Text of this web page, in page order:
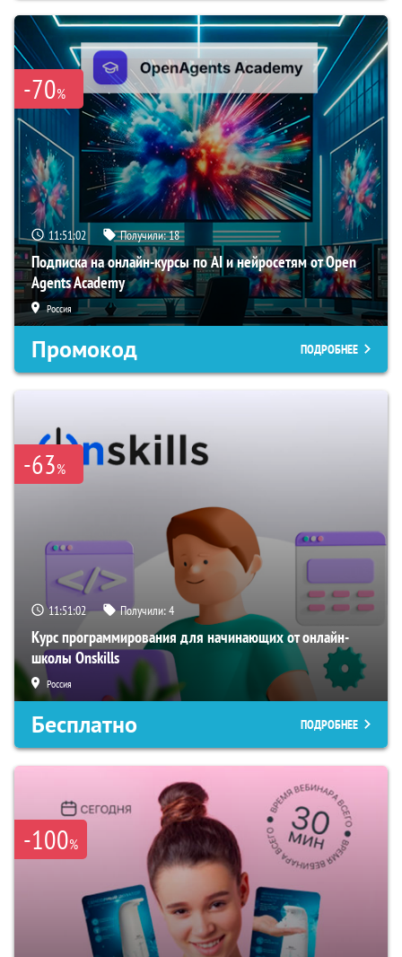
-70%
11:51:01 Получили:18
Подписка на онлайн-курсы по AI и нейросетям от Open
Agents Academy
Россия
Промокод ПОДРОБНЕЕ
-63%
11:51:01 Получили:4
Курс программирования для начинающих от онлайн-
школы Onskills
Россия
Бесплатно ПОДРОБНЕЕ
-100%